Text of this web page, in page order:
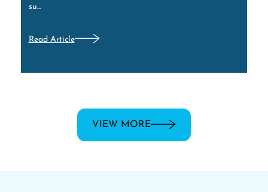
su...
Read Article
VIEW MORE